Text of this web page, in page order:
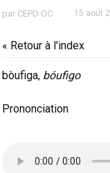
par CEPD OC 15 août
« Retour à l'index
bòufiga, bóufigo
Prononciation